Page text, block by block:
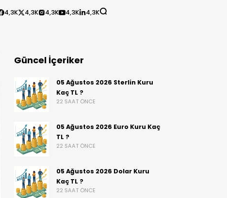
4,3K 4,3K 4,3K 4,3K 4,3K
Güncel İçeriker
05 Ağustos 2026 Sterlin Kuru
Kaç TL ?
22 SAAT ÖNCE
05 Ağustos 2026 Euro Kuru Kaç
TL ?
22 SAAT ÖNCE
05 Ağustos 2026 Dolar Kuru
Kaç TL ?
22 SAAT ÖNCE